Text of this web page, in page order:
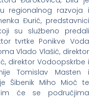
regionalnog razvoja i
Đurić, predstavnici
su službeno predali
tvrtke Ponikve Voda
Vlado Vlašić, direktor
direktor Vodoopskrbe i
Tomislav Masten i
Šibenik Miho Mioč te
će se područjima